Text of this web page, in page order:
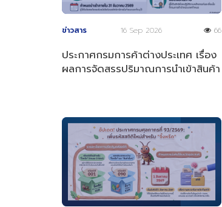
ข่าวสาร 16 Sep 2026 66
ประกาศกรมการค้าต่างประเทศ เรื่อง
ผลการจัดสรรปริมาณการนำเข้าสินค้า